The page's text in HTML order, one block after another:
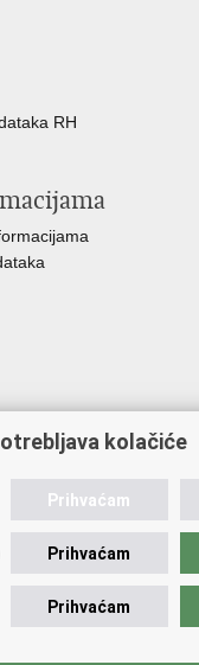
RH
točka za
kolačiće
Prihvaćam
Prihvaćam
Prihvaćam